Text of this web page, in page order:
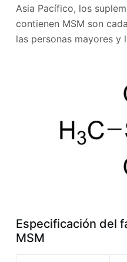
Asia Pacífico, los
contienen MSM son
las personas mayores y
Especificación del
MSM